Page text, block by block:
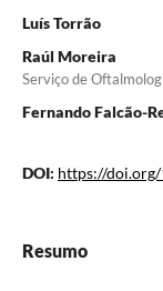
Luís Torrão
Raúl Moreira
Serviço de
Fernando Falcão-
DOI: https://
Resumo